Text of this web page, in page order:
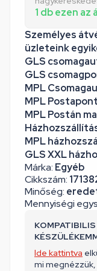
Márka: Egyéb
Cikkszám:
Minőség:
Mennyiségi
1 db ezen
Személyes
üzleteink
GLS
GLS
MPL
MPL Postapont
MPL Postán
MPL
GLS XXL
Ide kattintva
mi